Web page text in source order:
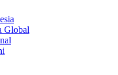
Global